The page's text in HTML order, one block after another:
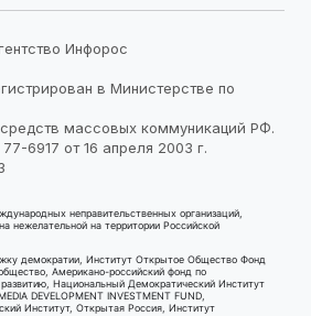
Инфорос
в Министерстве по
массовых коммуникаций РФ.
6917 от 16 апреля 2003 г.